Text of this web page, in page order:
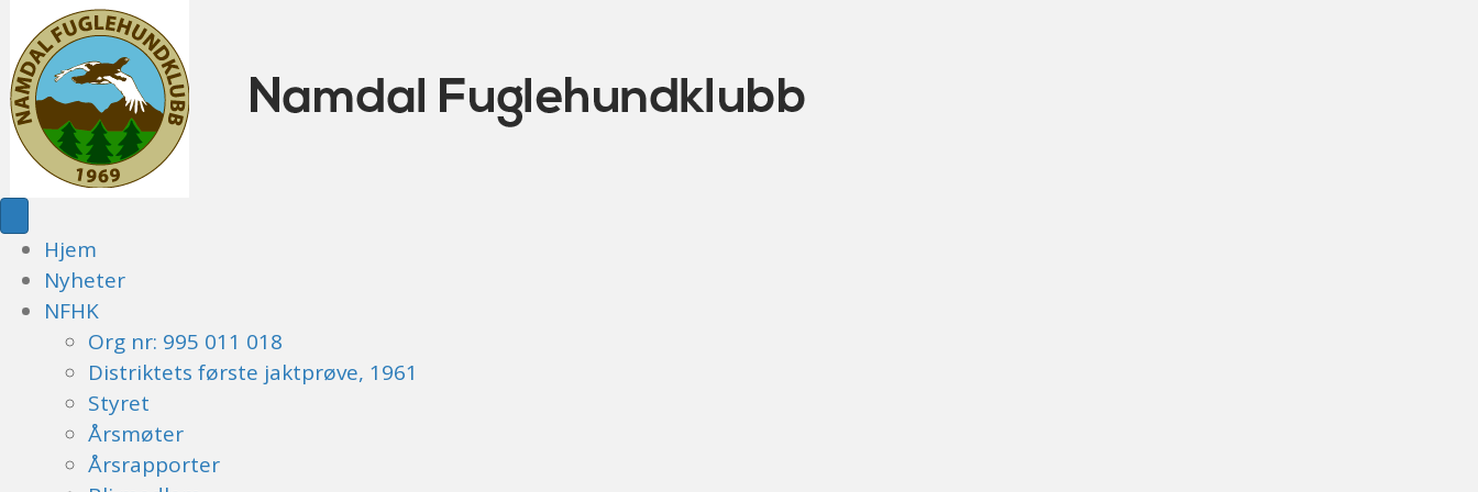
Hjem
Nyheter
NFHK
Org nr: 995 011 018
Distriktets første jaktprøve, 1961
Styret
Årsmøter
Årsrapporter